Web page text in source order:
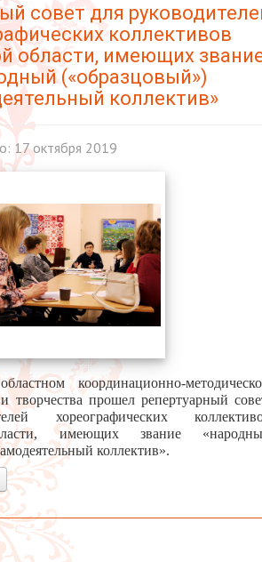
совет для
коллективов
области, имеющих
(«образцовый»)
коллектив»
17 октября 2019
координационно-
творчества прошел репертуарный
хореографических
имеющих звание
коллектив».